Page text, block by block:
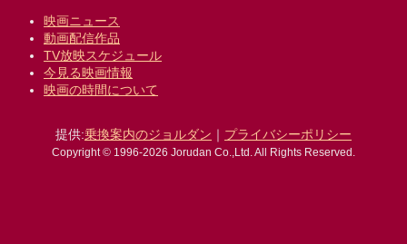
映画ニュース
動画配信作品
TV放映スケジュール
今見る映画情報
映画の時間について
提供:乗換案内のジョルダン ｜ プライバシーポリシー
Copyright © 1996-2026 Jorudan Co.,Ltd. All Rights Reserved.